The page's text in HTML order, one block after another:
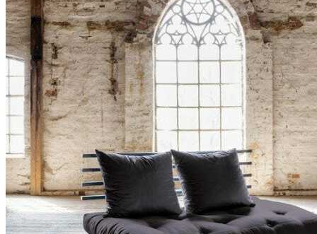
A déterminer Livraison
0,00 € Total
Payer
More products »
LITS
CANAPÉS-LITS
MÉRIDIENNES